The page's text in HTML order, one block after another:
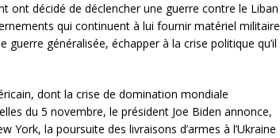
ont décidé de déclencher une guerre contre le Liban
qui continuent à lui fournir matériel militaire
généralisée, échapper à la crise politique qu’il
dont la crise de domination mondiale
du 5 novembre, le président Joe Biden annonce,
York, la poursuite des livraisons d’armes à l’Ukraine